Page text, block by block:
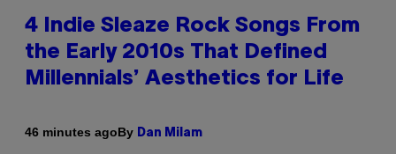
4 Indie Sleaze Rock Songs From
the Early 2010s That Defined
Millennials’ Aesthetics for Life
46 minutes agoBy Dan Milam